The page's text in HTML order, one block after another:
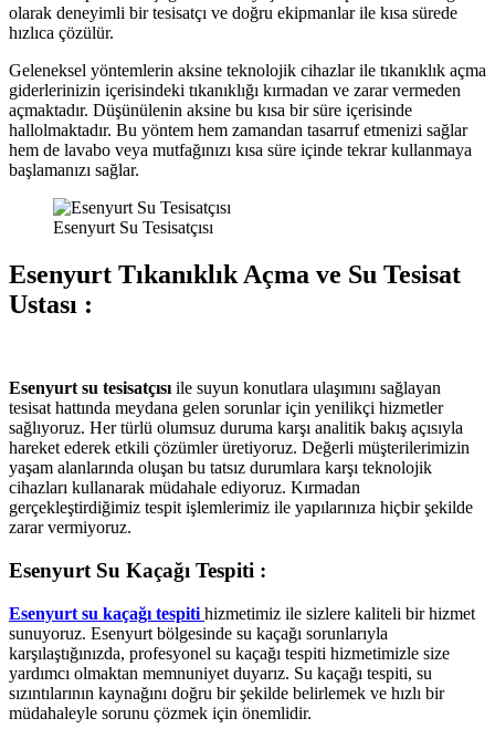
olarak deneyimli bir tesisatçı ve doğru ekipmanlar ile kısa sürede
hızlıca çözülür.
Geleneksel yöntemlerin aksine teknolojik cihazlar ile tıkanıklık açma
giderlerinizin içerisindeki tıkanıklığı kırmadan ve zarar vermeden
açmaktadır. Düşünülenin aksine bu kısa bir süre içerisinde
hallolmaktadır. Bu yöntem hem zamandan tasarruf etmenizi sağlar
hem de lavabo veya mutfağınızı kısa süre içinde tekrar kullanmaya
başlamanızı sağlar.
Esenyurt Su Tesisatçısı
Esenyurt Tıkanıklık Açma ve Su Tesisat
Ustası :
Esenyurt su tesisatçısıile suyun konutlara ulaşımını sağlayan
tesisat hattında meydana gelen sorunlar için yenilikçi hizmetler
sağlıyoruz. Her türlü olumsuz duruma karşı analitik bakış açısıyla
hareket ederek etkili çözümler üretiyoruz. Değerli müşterilerimizin
yaşam alanlarında oluşan bu tatsız durumlara karşı teknolojik
cihazları kullanarak müdahale ediyoruz. Kırmadan
gerçekleştirdiğimiz tespit işlemlerimiz ile yapılarınıza hiçbir şekilde
zarar vermiyoruz.
Esenyurt Su Kaçağı Tespiti :
Esenyurt su kaçağı tespiti hizmetimiz ile sizlere kaliteli bir hizmet
sunuyoruz. Esenyurt bölgesinde su kaçağı sorunlarıyla
karşılaştığınızda, profesyonel su kaçağı tespiti hizmetimizle size
yardımcı olmaktan memnuniyet duyarız. Su kaçağı tespiti, su
sızıntılarının kaynağını doğru bir şekilde belirlemek ve hızlı bir
müdahaleyle sorunu çözmek için önemlidir.